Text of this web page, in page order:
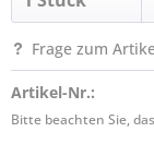
Frage zum
Artikel-Nr.:
Bitte beachten Sie,